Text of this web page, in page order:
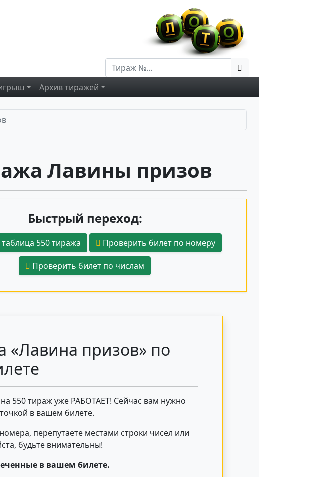
Архивтиражей
Лавины призов
Быстрый переход:
550 тиража Проверить билет по номеру
Проверить билет по числам
«Лавина призов» по
550 тираж уже РАБОТАЕТ! Сейчас вам нужно
в вашем билете.
перепутаете местами строки чисел или
будьте внимательны!
в вашем билете.